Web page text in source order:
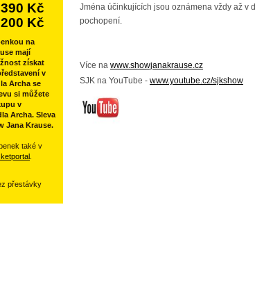
Jména účinkujících jsou oznámena vždy až v
pochopení.
Více na www.showjanakrause.cz
SJK na YouTube - www.youtube.cz/sjkshow
390 Kč
200 Kč
na
mají
získat
v
Archa se
si můžete
v
Archa. Sleva
Jana Krause.
také v
přestávky